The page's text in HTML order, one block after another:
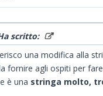
scritto:
una modifica alla
fornire agli ospiti per
è una stringa molto,